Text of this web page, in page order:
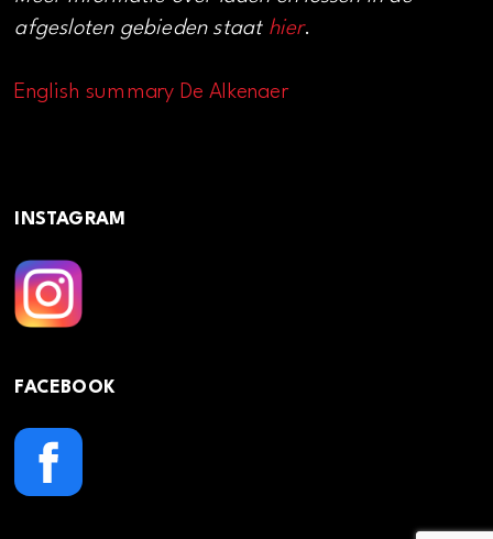
afgesloten gebieden staat hier.
English summary De Alkenaer
INSTAGRAM
FACEBOOK